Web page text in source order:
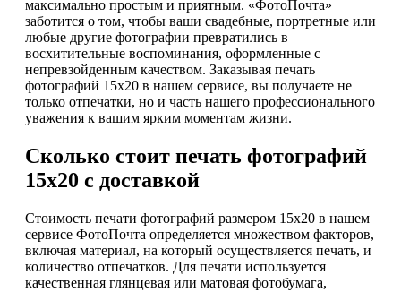
максимально простым и приятным. «ФотоПочта»
заботится о том, чтобы ваши свадебные, портретные или
любые другие фотографии превратились в
восхитительные воспоминания, оформленные с
непревзойденным качеством. Заказывая печать
фотографий 15х20 в нашем сервисе, вы получаете не
только отпечатки, но и часть нашего профессионального
уважения к вашим ярким моментам жизни.
Сколько стоит печать фотографий
15х20 с доставкой
Стоимость печати фотографий размером 15х20 в нашем
сервисе ФотоПочта определяется множеством факторов,
включая материал, на который осуществляется печать, и
количество отпечатков. Для печати используется
качественная глянцевая или матовая фотобумага,